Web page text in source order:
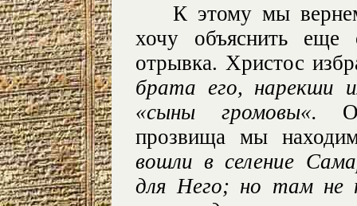
К этому мы
хочу объяснить еще
отрывка. Христос
брата его, нарекши
«сыны громовы«.
прозвища мы
вошли в селение
для Него; но там не